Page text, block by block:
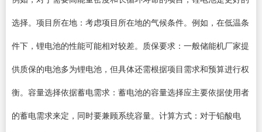
选择。项目所在地：考虑项目所在地的气候条件。例如，在低温条
件下，锂电池的性能可能相对较差。质保要求：一般储能机厂家提
供质保的电池多为锂电池，但具体还需根据项目需求和预算进行权
衡。容量选择依据蓄电需求：蓄电池的容量选择应主要依据使用者
的蓄电需求来定，同时要兼顾系统容量。计算方式：对于铅酸电